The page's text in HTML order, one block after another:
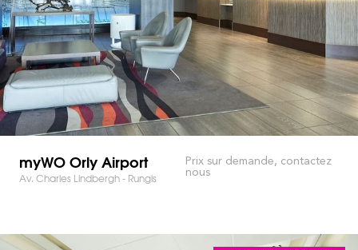
myWO Orly Airport
Av. Charles Lindbergh - Rungis
Prix sur demande, contactez
nous